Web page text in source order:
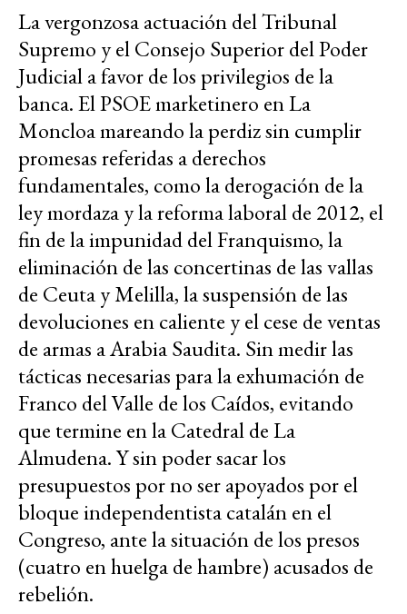
La vergonzosa actuación del Tribunal
Supremo y el Consejo Superior del Poder
Judicial a favor de los privilegios de la
banca. El PSOE marketinero en La
Moncloa mareando la perdiz sin cumplir
promesas referidas a derechos
fundamentales, como la derogación de la
ley mordaza y la reforma laboral de 2012, el
fin de la impunidad del Franquismo, la
eliminación de las concertinas de las vallas
de Ceuta y Melilla, la suspensión de las
devoluciones en caliente y el cese de ventas
de armas a Arabia Saudita. Sin medir las
tácticas necesarias para la exhumación de
Franco del Valle de los Caídos, evitando
que termine en la Catedral de La
Almudena. Y sin poder sacar los
presupuestos por no ser apoyados por el
bloque independentista catalán en el
Congreso, ante la situación de los presos
(cuatro en huelga de hambre) acusados de
rebelión.